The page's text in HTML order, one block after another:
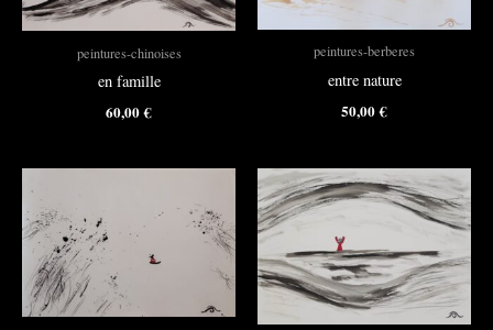
peintures-chinoises
en famille
60,00€
peintures-berberes
entre nature
50,00€